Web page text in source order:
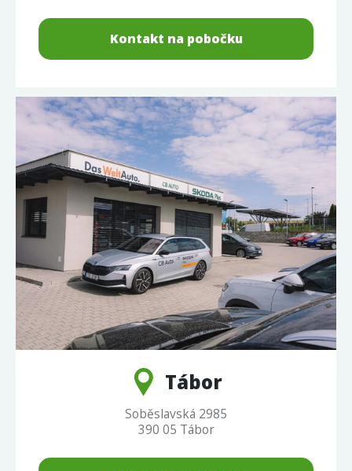
Kontakt na pobočku
Tábor
Soběslavská 2985
390 05 Tábor